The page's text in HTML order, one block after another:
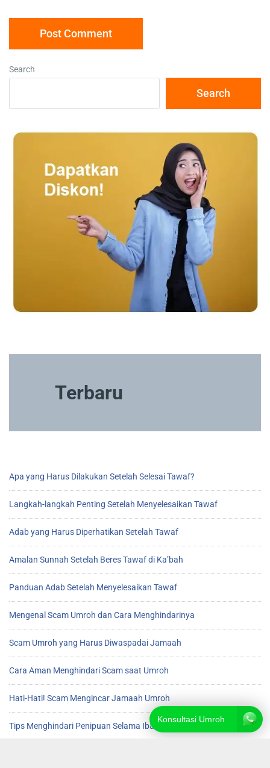
Search
Search
Terbaru
Apa yang Harus Dilakukan Setelah Selesai Tawaf?
Langkah-langkah Penting Setelah Menyelesaikan Tawaf
Adab yang Harus Diperhatikan Setelah Tawaf
Amalan Sunnah Setelah Beres Tawaf di Ka’bah
Panduan Adab Setelah Menyelesaikan Tawaf
Mengenal Scam Umroh dan Cara Menghindarinya
Scam Umroh yang Harus Diwaspadai Jamaah
Cara Aman Menghindari Scam saat Umroh
Hati-Hati! Scam Mengincar Jamaah Umroh
Tips Menghindari Penipuan Selama Ibadah Umroh
Konsultasi Umroh